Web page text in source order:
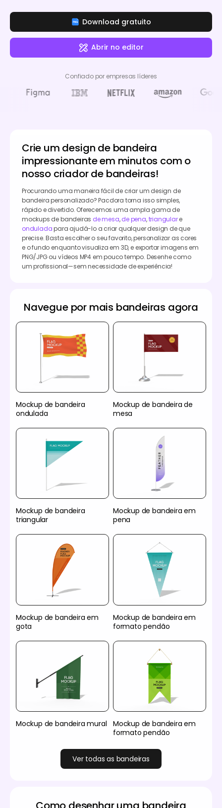
ondulada
de mesa
triangular
em pena
em gota
em
pendão
Download gratuito
Abrir no editor
Confiado por empresas líderes
Crie um design de bandeira
impressionante em minutos com o
nosso criador de bandeiras!
Procurando uma maneira fácil de criar um design de
bandeira personalizado? Pacdora torna isso simples,
rápido e divertido. Oferecemos uma ampla gama de
mockups de bandeiras de mesa,de pena,triangulare
onduladapara ajudá-lo a criar qualquer design de que
precise. Basta escolher o seu favorito, personalizar as cores
e o fundo enquanto visualiza em 3D, e exportar imagens em
PNG/JPG ou vídeos MP4 em pouco tempo. Desenhe como
um profissional—sem necessidade de experiência!
Navegue por mais bandeiras agora
Mockup de bandeira
ondulada
Mockup de bandeira de
mesa
Mockup de bandeira
triangular
Mockup de bandeira em
pena
Mockup de bandeira em
gota
Mockup de bandeira em
formato pendão
Mockup de bandeira mural
Mockup de bandeira em
formato pendão
Ver todas as bandeiras